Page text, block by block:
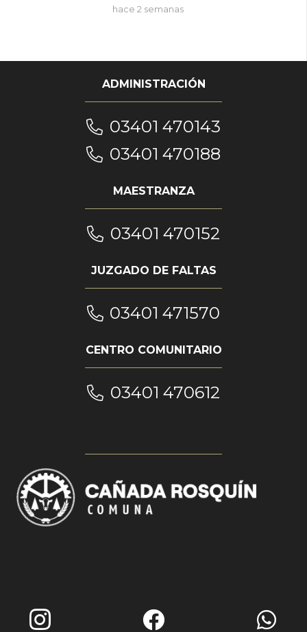
hace 2 semanas
ADMINISTRACIÓN
03401 470143
03401 470188
MAESTRANZA
03401 470152
JUZGADO DE FALTAS
03401 471570
CENTRO COMUNITARIO
03401 470612